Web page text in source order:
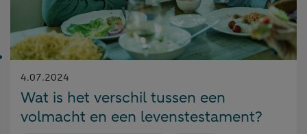
Gepubliceerd
op:
4.07.2024
Wat is het verschil tussen een
volmacht en een levenstestament?